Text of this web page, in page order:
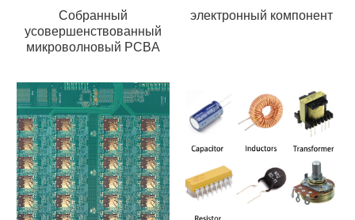
Собранный
усовершенствованный
микроволновый PCBA
электронный компонент